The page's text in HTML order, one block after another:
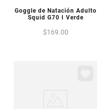
VISTA PREVIA
Goggle de Natación Adulto
Squid G70 I Verde
$169.00